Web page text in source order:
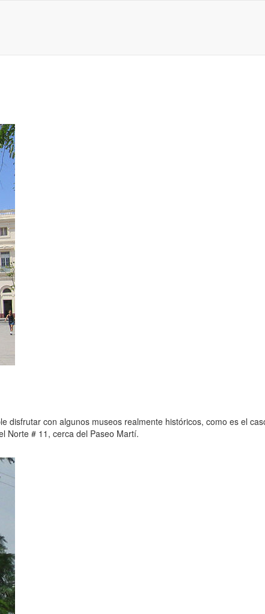
disfrutar con algunos museos realmente históricos, como es el
Norte # 11, cerca del Paseo Martí.